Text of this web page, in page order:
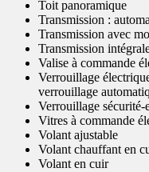
Toit panoramique
Transmission :
Transmission avec
Transmission
Valise à commande
Verrouillage
verrouillage
Verrouillage sécurité-
Vitres à commande
Volant ajustable
Volant chauffant en
Volant en cuir